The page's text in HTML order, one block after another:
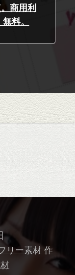
商用利
料。
リー素材 作